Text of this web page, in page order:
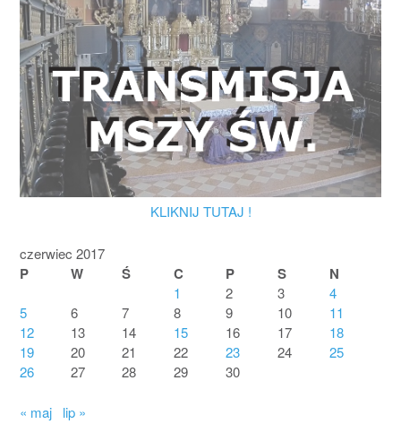
KLIKNIJ TUTAJ !
czerwiec 2017
P W Ś C P S N
1 2 3
4
5
6 7 8 9 10
11
12
13 14 15 16 17
18
19
20 21 22 23 24
25
26
27 28 29 30
« maj lip »